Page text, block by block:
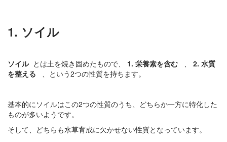
1. ソイル
ソイル とは土を焼き固めたもので、 1. 栄養素を含む
2. 水質
を整える
、という2つの性質を持ちます。
基本的にソイルはこの2つの性質のうち、どちらか一方に特化した
ものが多いようです。
そして、どちらも水草育成に欠かせない性質となっています。